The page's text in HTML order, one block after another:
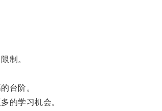
制。
台阶。
的学习机会。